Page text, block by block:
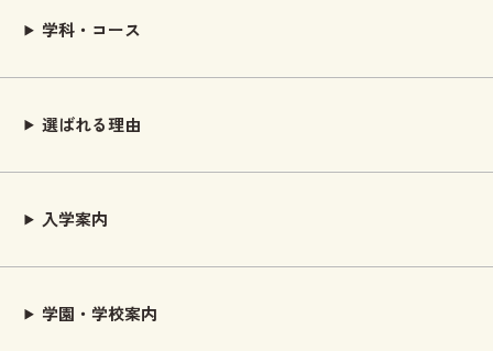
学科・コース
選ばれる理由
入学案内
学園・学校案内